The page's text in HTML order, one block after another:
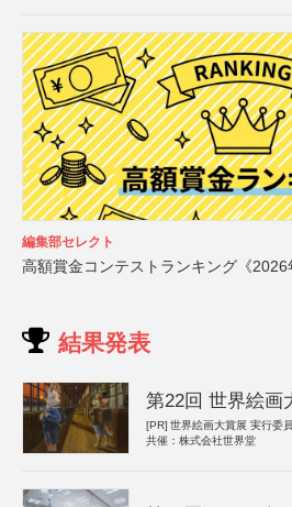
編集部セレクト
高額賞金コンテストランキング《2026
結果発表
第22回 世界絵画
[PR] 世界絵画大賞展 実行委
共催：株式会社世界堂